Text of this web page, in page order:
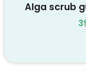
Alga scrub